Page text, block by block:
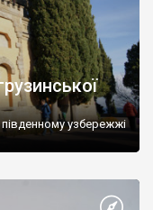
узбережжі